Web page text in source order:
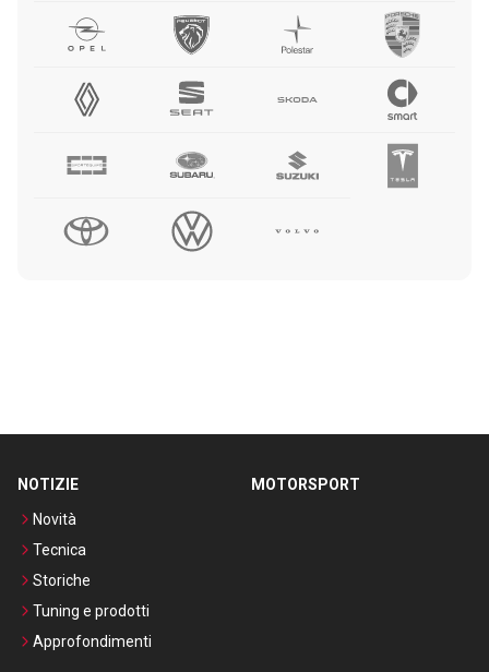
NOTIZIE
Novità
Tecnica
Storiche
Tuning e prodotti
Approfondimenti
MOTORSPORT